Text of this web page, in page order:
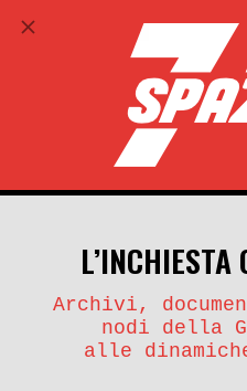
ABBONATI
L’INCHIESTA
Archivi,
nodi della
alle